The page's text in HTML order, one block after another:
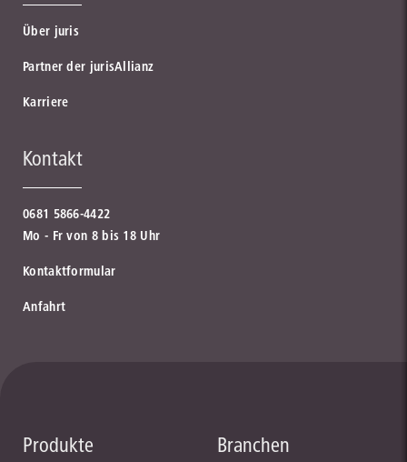
Über juris
Partner der jurisAllianz
Karriere
Kontakt
0681 5866-4422
Mo - Fr von 8 bis 18 Uhr
Kontaktformular
Anfahrt
Produkte Branchen